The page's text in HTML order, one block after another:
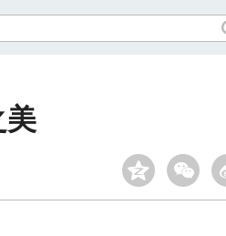
美